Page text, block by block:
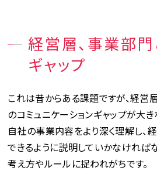
経営層、事業部
ギャップ
これは昔からある課題ですが、経
のコミュニケーションギャップが大
自社の事業内容をより深く理解し
できるように説明していかなければ
考え方やルールに捉われがちです。